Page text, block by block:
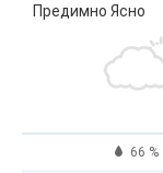
Предимно Ясно
66 %